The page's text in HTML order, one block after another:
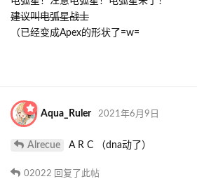
建议叫电弧星战士
（已经变成Apex的形状了=w=
Aqua_Ruler 2021年6月9日
Alrecue A R C （dna动了）
02022 回复了此帖